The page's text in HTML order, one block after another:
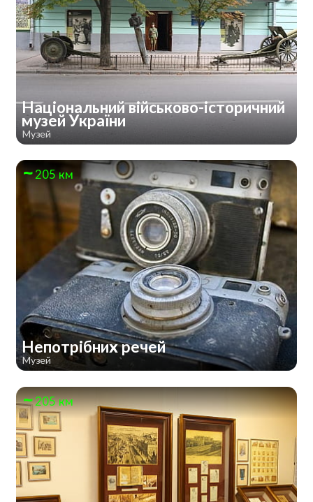
Національний військово-історичний
музей України
Музей
205 км
Непотрібних речей
Музей
205 км